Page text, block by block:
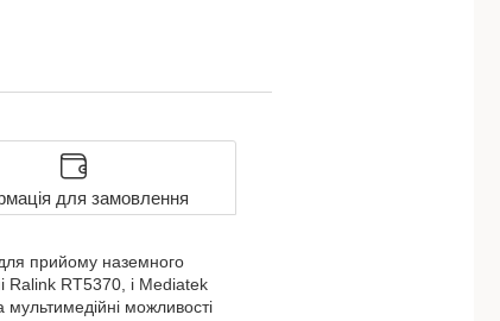
для замовлення
прийому наземного
Ralink RT5370, і Mediatek
можливості